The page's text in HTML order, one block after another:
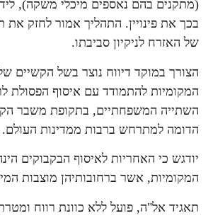
(מתקנים בהם נאספים מיכלי משקה),
בכך את פינויין. התהליך אמור לחזק
של האזרח לניקיון סביבתו.
הצורך במוקד דיווח נוצר בשל הקשיים
המקומיות להתמודד עם איסוף הפסולת
השתייה המשפחתיים, בתקופת משבר
הדומה למתרחש ברבות ממדינות העולם.
יודגש כי האחריות לאיסוף הבקבוקים
המקומיות, אשר ברחובותיהן מוצבות
תאגיד אל"ה, פועל ללא כוונת רווח